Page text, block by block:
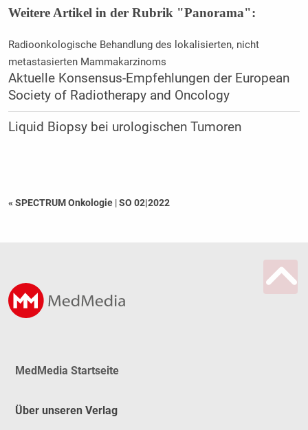
Weitere Artikel in der Rubrik "Panorama":
Radioonkologische Behandlung des lokalisierten, nicht
metastasierten Mammakarzinoms
Aktuelle Konsensus-Empfehlungen der European
Society of Radiotherapy and Oncology
Liquid Biopsy bei urologischen Tumoren
« SPECTRUM Onkologie |SO 02|2022
MedMedia Startseite
Über unseren Verlag